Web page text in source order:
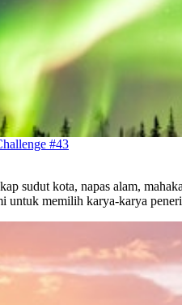
#43
sudut kota, napas alam,
untuk memilih karya-karya